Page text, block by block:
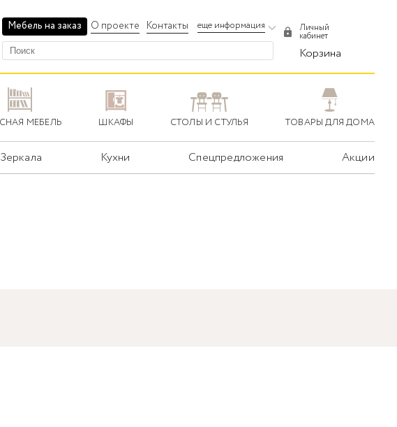
Мебель на заказ О проекте Контакты еще информация Личный
кабинет
Корзина
МЕБЕЛЬ ШКАФЫ СТОЛЫ И СТУЛЬЯ ТОВАРЫ ДЛЯ ДОМА
Зеркала Кухни Спецпредложения Акции